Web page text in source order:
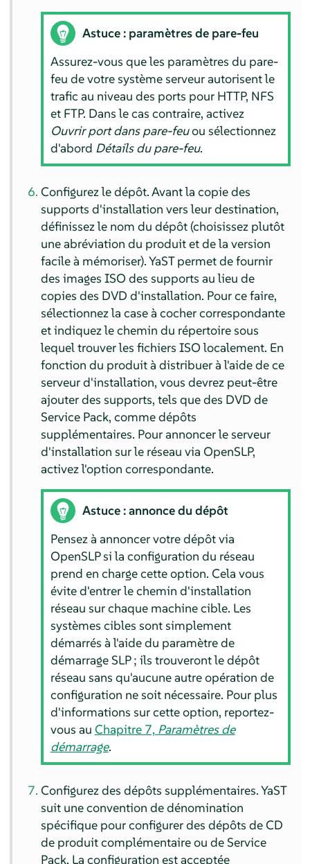
Astuce : paramètres de pare-feu
Assurez-vous que les paramètres du pare-
feu de votre système serveur autorisent le
trafic au niveau des ports pour HTTP, NFS
et FTP. Dans le cas contraire, activez
Ouvrir port dans pare-feuou sélectionnez
d'abord Détails du pare-feu.
Configurez le dépôt. Avant la copie des
supports d'installation vers leur destination,
définissez le nom du dépôt (choisissez plutôt
une abréviation du produit et de la version
facile à mémoriser). YaST permet de fournir
des images ISO des supports au lieu de
copies des DVD d'installation. Pour ce faire,
sélectionnez la case à cocher correspondante
et indiquez le chemin du répertoire sous
lequel trouver les fichiers ISO localement. En
fonction du produit à distribuer à l'aide de ce
serveur d'installation, vous devrez peut-être
ajouter des supports, tels que des DVD de
Service Pack, comme dépôts
supplémentaires. Pour annoncer le serveur
d'installation sur le réseau via OpenSLP,
activez l'option correspondante.
Astuce : annonce du dépôt
Pensez à annoncer votre dépôt via
OpenSLP si la configuration du réseau
prend en charge cette option. Cela vous
évite d'entrer le chemin d'installation
réseau sur chaque machine cible. Les
systèmes cibles sont simplement
démarrés à l'aide du paramètre de
démarrage SLP ; ils trouveront le dépôt
réseau sans qu'aucune autre opération de
configuration ne soit nécessaire. Pour plus
d'informations sur cette option, reportez-
vous au Chapitre 7, Paramètres de
démarrage.
Configurez des dépôts supplémentaires. YaST
suit une convention de dénomination
spécifique pour configurer des dépôts de CD
de produit complémentaire ou de Service
Pack. La configuration est acceptée